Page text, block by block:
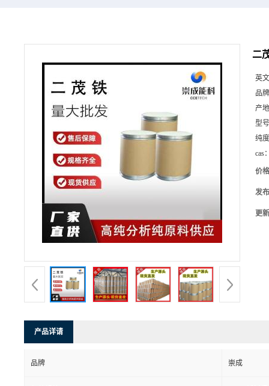
二
英
品
产
型
纯
cas
价
发
更
产品详请
品牌 崇成